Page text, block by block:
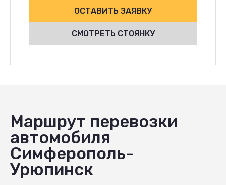
ОСТАВИТЬ ЗАЯВКУ
СМОТРЕТЬ СТОЯНКУ
Маршрут перевозки
автомобиля
Симферополь-
Урюпинск